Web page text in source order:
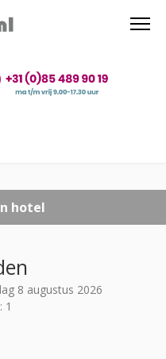
hotel
8 augustus 2026
1